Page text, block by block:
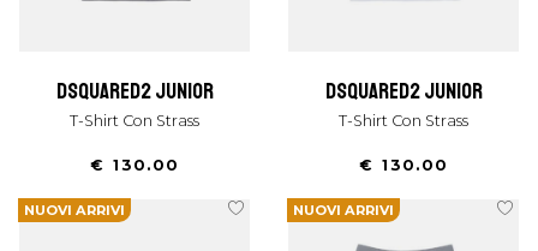
dsquared2 junior
T-Shirt Con Strass
€ 130.00
dsquared2 junior
T-Shirt Con Strass
€ 130.00
NUOVI ARRIVI NUOVI ARRIVI